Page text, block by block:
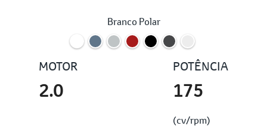
Branco Polar
MOTOR
2.0
POTÊNCIA
175
(cv/rpm)